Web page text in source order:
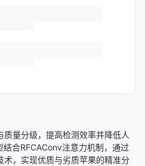
量分级，提高检测效率并降低人
合RFCAConv注意力机制，通过
，实现优质与劣质苹果的精准分